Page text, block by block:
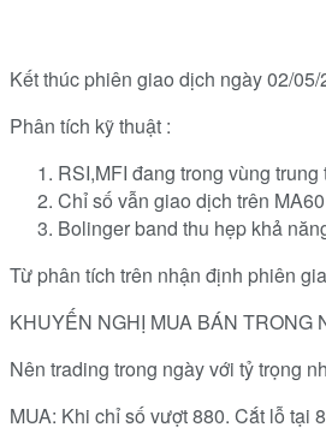
Kết thúc phiên giao dịch ngày 02/
Phân tích kỹ thuật :
RSI,MFI đang trong vùng
Chỉ số vẫn giao dịch trên
Bolinger band thu hẹp khả
Từ phân tích trên nhận định phiên
KHUYẾN NGHỊ MUA BÁN TRONG
Nên trading trong ngày với tỷ trọng
MUA: Khi chỉ số vượt 880. Cắt lỗ tại